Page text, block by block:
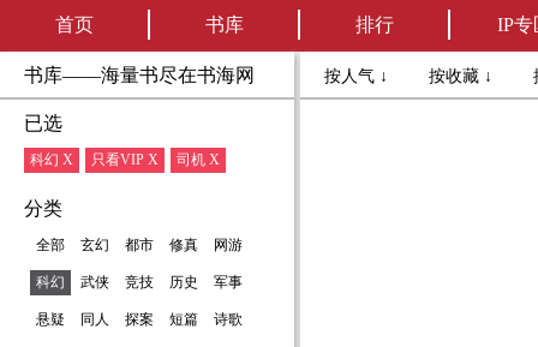
首页 书库 排行 IP专
书库——海量书尽在书海网
已选
科幻 X 只看VIP X 司机 X
分类
全部 玄幻 都市 修真 网游
科幻 武侠 竞技 历史 军事
悬疑 同人 探案 短篇 诗歌
按人气 ↓ 按收藏 ↓